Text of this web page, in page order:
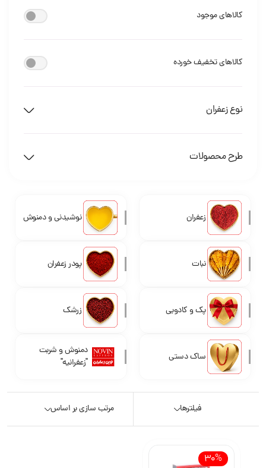
کالاهای موجود
کالاهای تخفیف خورده
نوع زعفران
طرح محصولات
زعفران نوشیدنی و دمنوش
نبات پودر زعفران
پک و کادویی زرشک
ساک دستی
دمنوش و شربت
"زعفرانیه"
فیلترها مرتب سازی بر اساس
30%